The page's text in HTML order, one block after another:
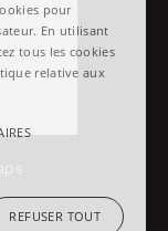
pour
En utilisant
tous les cookies
relative aux
REFUSER TOUT